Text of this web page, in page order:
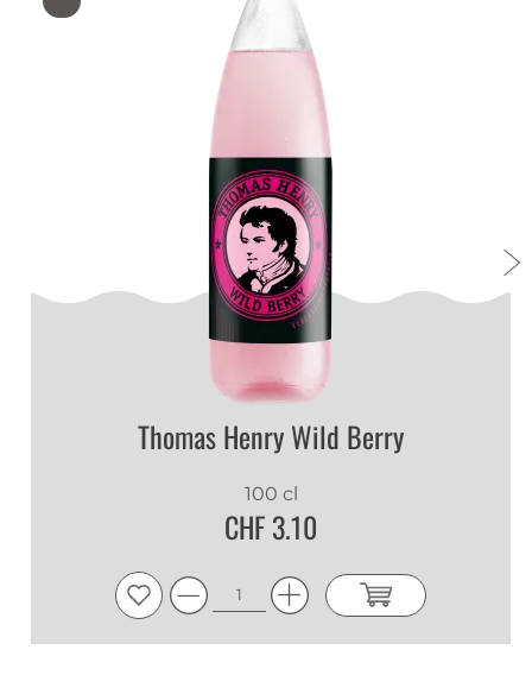
Thomas Henry Wild Berry
100 cl
CHF 3.10